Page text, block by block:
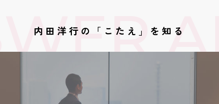
なぜ、
「こたえ」を生みだせるのか？
RESULT
内田洋行の「こたえ」を知る